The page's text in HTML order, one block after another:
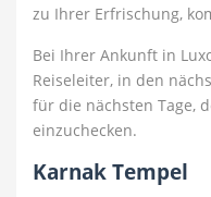
zu Ihrer Erfrischung,
Bei Ihrer Ankunft in
Reiseleiter, in den
für die nächsten Tage,
einzuchecken.
Karnak Tempel